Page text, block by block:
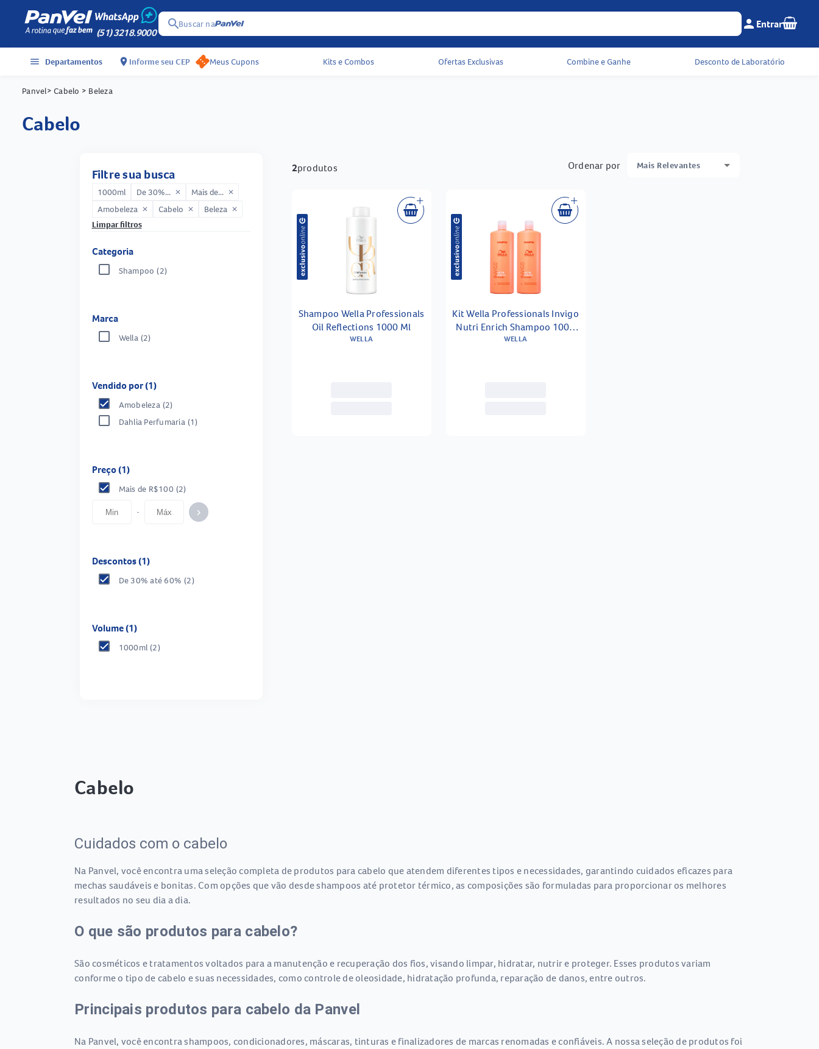
(51) 3218.9000
searchBuscar na Menu do cliente e
person Entrar Seu
Acessos rápidos do cabeçalho
menu Departamentos location_on Informe seu CEP Meus Cupons Kits e Combos Ofertas Exclusivas Combine e Ganhe Desconto de Laboratório
Panvel> Cabelo > Beleza
cabelo
Filtre sua busca
1000ml De 30%... close Mais de... close
Amobeleza close Cabelo close Beleza close
Limpar filtros
Categoria
Shampoo (2)
Marca
Wella (2)
Vendido por (1)
Amobeleza (2)
Dahlia Perfumaria (1)
Preço (1)
Mais de R$100 (2)
- keyboard_arrow_right
Descontos (1)
De 30% até 60% (2)
Volume (1)
1000ml (2)
2produtos Ordenar por Mais Relevantes
Shampoo Wella Professionals
Oil Reflections 1000 Ml
WELLA
Kit Wella Professionals Invigo
Nutri Enrich Shampoo 1000
Ml 2 Unidades
WELLA
Cabelo
Cuidados com o cabelo
Na Panvel, você encontra uma seleção completa de produtos para cabelo que atendem diferentes tipos e necessidades, garantindo cuidados eficazes para
mechas saudáveis e bonitas. Com opções que vão desde shampoos até protetor térmico, as composições são formuladas para proporcionar os melhores
resultados no seu dia a dia.
O que são produtos para cabelo?
São cosméticos e tratamentos voltados para a manutenção e recuperação dos fios, visando limpar, hidratar, nutrir e proteger. Esses produtos variam
conforme o tipo de cabelo e suas necessidades, como controle de oleosidade, hidratação profunda, reparação de danos, entre outros.
Principais produtos para cabelo da Panvel
Na Panvel, você encontra shampoos, condicionadores, máscaras, tinturas e finalizadores de marcas renomadas e confiáveis. A nossa seleção de produtos foi